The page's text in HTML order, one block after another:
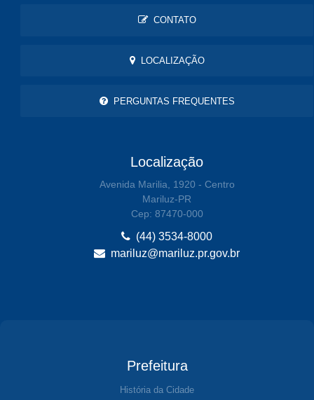
CONTATO
LOCALIZAÇÃO
PERGUNTAS FREQUENTES
Localização
Avenida Marilia, 1920 - Centro
Mariluz-PR
Cep: 87470-000
(44) 3534-8000
mariluz@mariluz.pr.gov.br
Prefeitura
História da Cidade